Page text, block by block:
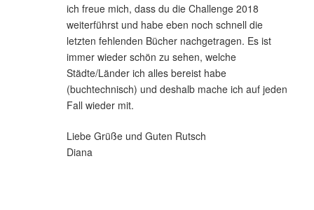
ich freue mich, dass du die Challenge 2018
weiterführst und habe eben noch schnell die
letzten fehlenden Bücher nachgetragen. Es ist
immer wieder schön zu sehen, welche
Städte/Länder ich alles bereist habe
(buchtechnisch) und deshalb mache ich auf jeden
Fall wieder mit.
Liebe Grüße und Guten Rutsch
Diana